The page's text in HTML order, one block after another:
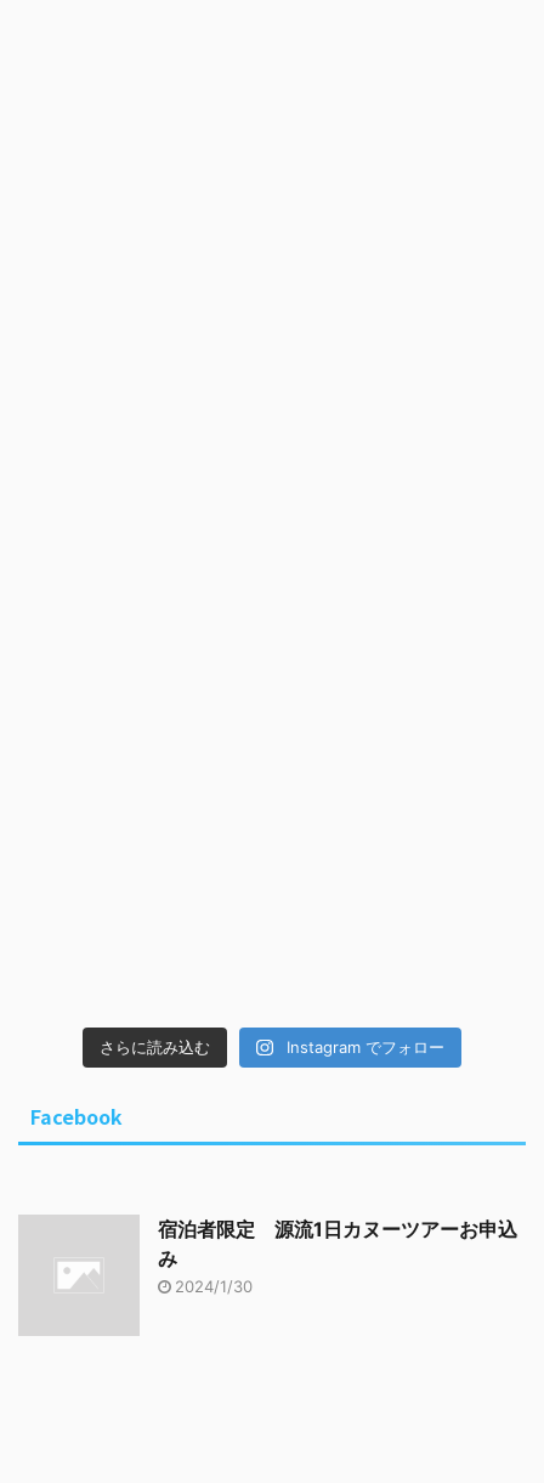
さらに読み込む Instagram でフォロー
Facebook
宿泊者限定 源流1日カヌーツアーお申込
み
2024/1/30